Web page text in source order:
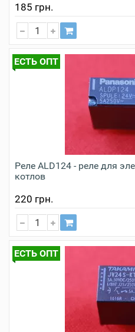
185 грн.
ЕСТЬ ОПТ
Реле ALD124 - реле для
котлов
220 грн.
ЕСТЬ ОПТ